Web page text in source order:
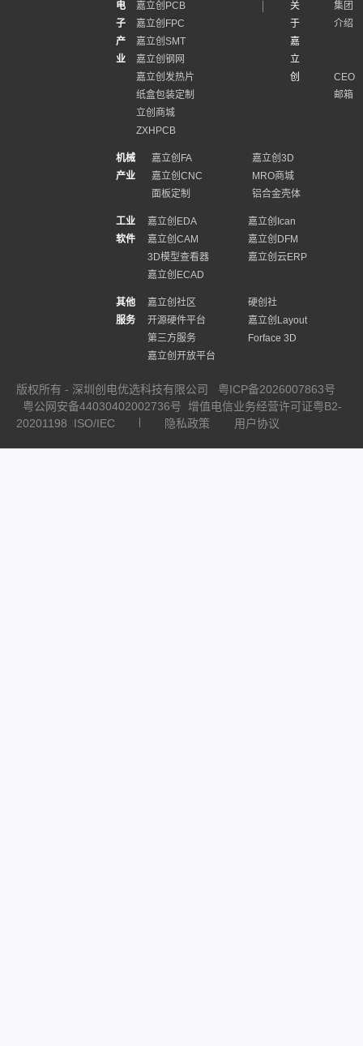
电
子
产
业
嘉立创PCB
嘉立创FPC
嘉立创SMT
嘉立创钢网
嘉立创发热片
纸盒包装定制
立创商城
ZXHPCB
关
于
嘉
立
创
集团
介绍
CEO
邮箱
机械
产业
嘉立创FA
嘉立创3D
嘉立创CNC
MRO商城
面板定制
铝合金壳体
工业
软件
嘉立创EDA
嘉立创Ican
嘉立创CAM
嘉立创DFM
3D模型查看器
嘉立创云ERP
嘉立创ECAD
其他
服务
嘉立创社区
硬创社
开源硬件平台
嘉立创Layout
第三方服务
Forface 3D
嘉立创开放平台
版权所有 - 深圳创电优选科技有限公司
粤ICP备2026007863号
粤公网安备44030402002736号
增值电信业务经营许可证粤B2-
20201198
ISO/IEC 隐私政策 用户协议